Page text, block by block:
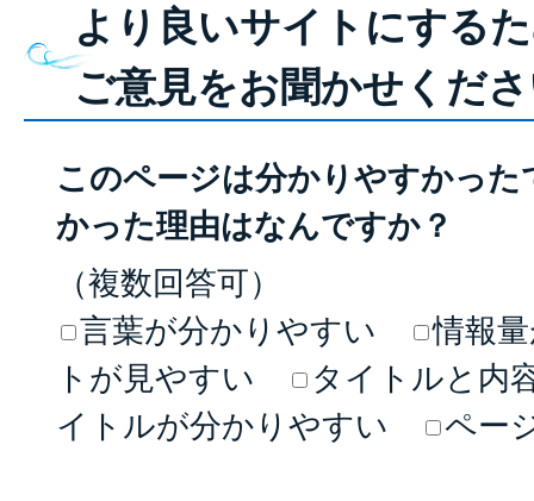
より良いサイトにする
ご意見をお聞かせくだ
このページは分かりやすかっ
かった理由はなんですか？
（複数回答可）
言葉が分かりやすい
情報
トが見やすい
タイトルと内
イトルが分かりやすい
ペー